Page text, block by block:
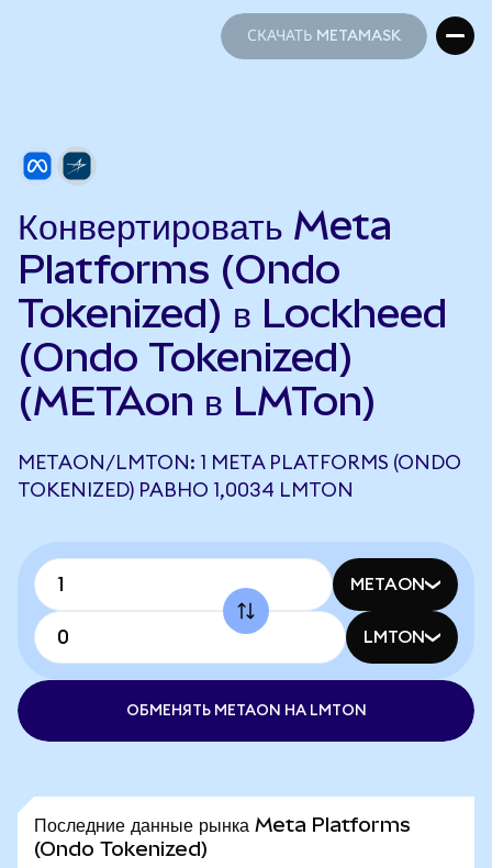
СКАЧАТЬ METAMASK
Конвертировать Meta
Platforms (Ondo
Tokenized) в Lockheed
(Ondo Tokenized)
(METAon в LMTon)
METAON/LMTON: 1 META PLATFORMS (ONDO
TOKENIZED) РАВНО 1,0034 LMTON
METAON
LMTON
ОБМЕНЯТЬ METAON НА LMTON
Последние данные рынка Meta Platforms
(Ondo Tokenized)